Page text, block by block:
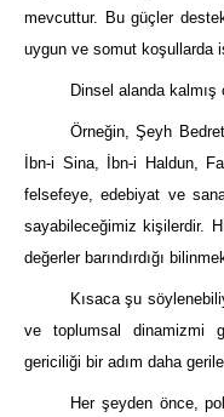
mevcuttur. Bu güçler
uygun ve somut koşullarda
Dinsel alanda
Örneğin, Şeyh
İbn-i Sina, İbn-i Haldun,
felsefeye, edebiyat ve
sayabileceğimiz kişilerdir.
değerler barındırdığı
Kısaca şu
ve toplumsal dinamizmi
gericiliği bir adım daha
Her şeyden önce,